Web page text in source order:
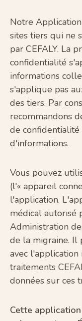
Notre
sites tiers qui ne
par CEFALY. La
confidentialité
informations
s'applique pas
des tiers. Par
recommandons
de
d'informations.
Vous pouvez
(l'« appareil
l'application.
médical autorisé
Administration
de la migraine. Il
avec
traitements
données sur ces
Cette